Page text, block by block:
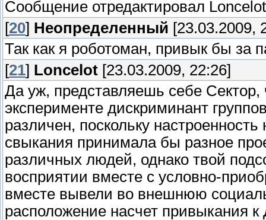
Сообщение отредактировал Loncelot
[20] Неопределенный [23.03.2009,
Так как я роботоман, привык бы за
[21] Loncelot [23.03.2009, 22:26]
Да уж, представляешь себе
эксперименте дискриминант
различен, поскольку
свыкания принимала бы разное
различных людей, однако твой
восприятии вместе с условно-
вместе вывели во внешнюю
расположение насчет привыкания